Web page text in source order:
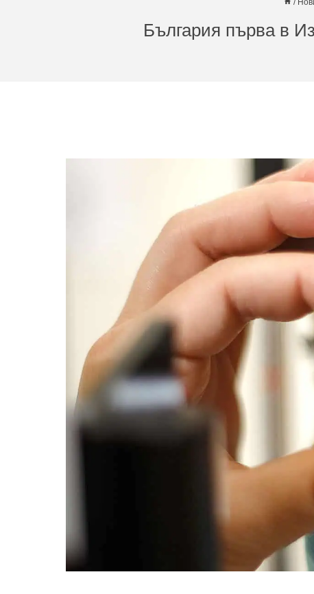
/
България първа в